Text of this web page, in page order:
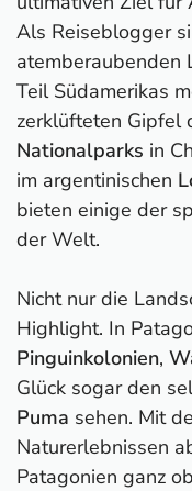
Als Reiseblogger
atemberaubenden
Teil Südamerikas
zerklüfteten Gipfel
Nationalparks in
im argentinischen
bieten einige der
der Welt.
Nicht nur die
Highlight. In
Pinguinkolonien,
Glück sogar den
Puma sehen. Mit
Naturerlebnissen
Patagonien ganz